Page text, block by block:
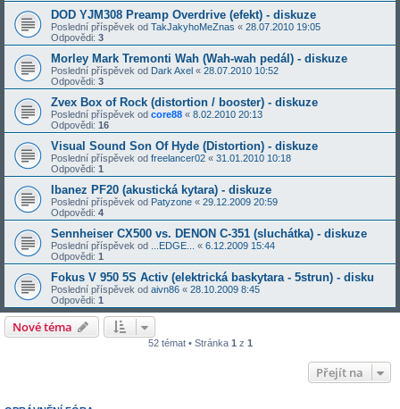
DOD YJM308 Preamp Overdrive (efekt) - diskuze
Poslední příspěvek od TakJakyhoMeZnas « 28.07.2010 19:05
Odpovědi: 3
Morley Mark Tremonti Wah (Wah-wah pedál) - diskuze
Poslední příspěvek od Dark Axel « 28.07.2010 10:52
Odpovědi: 3
Zvex Box of Rock (distortion / booster) - diskuze
Poslední příspěvek od core88 « 8.02.2010 20:13
Odpovědi: 16
Visual Sound Son Of Hyde (Distortion) - diskuze
Poslední příspěvek od freelancer02 « 31.01.2010 10:18
Odpovědi: 1
Ibanez PF20 (akustická kytara) - diskuze
Poslední příspěvek od Patyzone « 29.12.2009 20:59
Odpovědi: 4
Sennheiser CX500 vs. DENON C-351 (sluchátka) - diskuze
Poslední příspěvek od ...EDGE... « 6.12.2009 15:44
Odpovědi: 1
Fokus V 950 5S Activ (elektrická baskytara - 5strun) - disku
Poslední příspěvek od aivn86 « 28.10.2009 8:45
Odpovědi: 1
Nové téma
52 témat • Stránka 1 z 1
Přejít na